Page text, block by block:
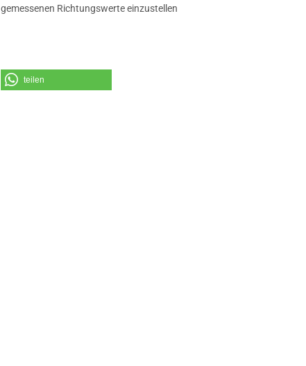
gemessenen Richtungswerte einzustellen
teilen